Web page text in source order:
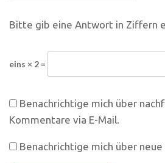
Bitte gib eine Antwort in Ziffern
eins × 2 =
Benachrichtige mich über
Kommentare via E-Mail.
Benachrichtige mich über neue